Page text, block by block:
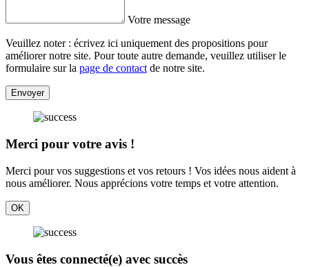
Votre message
Veuillez noter : écrivez ici uniquement des propositions pour
améliorer notre site. Pour toute autre demande, veuillez utiliser le
formulaire sur la page de contact de notre site.
Envoyer
Merci pour votre avis !
Merci pour vos suggestions et vos retours ! Vos idées nous aident à
nous améliorer. Nous apprécions votre temps et votre attention.
OK
Vous êtes connecté(e) avec succès